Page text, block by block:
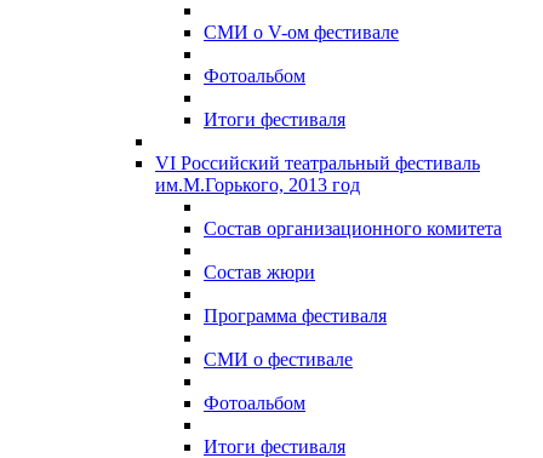
СМИ о V-ом фестивале
Фотоальбом
Итоги фестиваля
VI Российский театральный фестиваль
им.М.Горького, 2013 год
Состав организационного комитета
Состав жюри
Программа фестиваля
СМИ о фестивале
Фотоальбом
Итоги фестиваля